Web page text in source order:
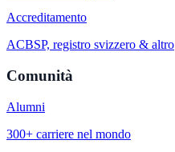
Accreditamento
ACBSP, registro svizzero & altro
Comunità
Alumni
300+ carriere nel mondo